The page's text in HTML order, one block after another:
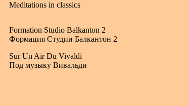
Meditations in classics
Formation Studio Balkanton 2
Формация Студии Балкантон 2
Sur Un Air Du Vivaldi
Под музыку Вивальди